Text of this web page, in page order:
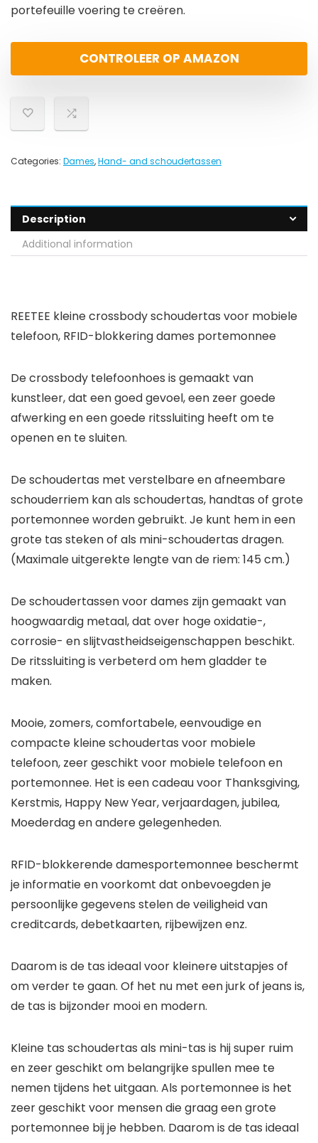
portefeuille voering te creëren.
CONTROLEER OP AMAZON
Categories: Dames,Hand- and schoudertassen
Description
Additional information
REETEE kleine crossbody schoudertas voor mobiele
telefoon, RFID-blokkering dames portemonnee
De crossbody telefoonhoes is gemaakt van
kunstleer, dat een goed gevoel, een zeer goede
afwerking en een goede ritssluiting heeft om te
openen en te sluiten.
De schoudertas met verstelbare en afneembare
schouderriem kan als schoudertas, handtas of grote
portemonnee worden gebruikt. Je kunt hem in een
grote tas steken of als mini-schoudertas dragen.
(Maximale uitgerekte lengte van de riem: 145 cm.)
De schoudertassen voor dames zijn gemaakt van
hoogwaardig metaal, dat over hoge oxidatie-,
corrosie- en slijtvastheidseigenschappen beschikt.
De ritssluiting is verbeterd om hem gladder te
maken.
Mooie, zomers, comfortabele, eenvoudige en
compacte kleine schoudertas voor mobiele
telefoon, zeer geschikt voor mobiele telefoon en
portemonnee. Het is een cadeau voor Thanksgiving,
Kerstmis, Happy New Year, verjaardagen, jubilea,
Moederdag en andere gelegenheden.
RFID-blokkerende damesportemonnee beschermt
je informatie en voorkomt dat onbevoegden je
persoonlijke gegevens stelen de veiligheid van
creditcards, debetkaarten, rijbewijzen enz.
Daarom is de tas ideaal voor kleinere uitstapjes of
om verder te gaan. Of het nu met een jurk of jeans is,
de tas is bijzonder mooi en modern.
Kleine tas schoudertas als mini-tas is hij super ruim
en zeer geschikt om belangrijke spullen mee te
nemen tijdens het uitgaan. Als portemonnee is het
zeer geschikt voor mensen die graag een grote
portemonnee bij je hebben. Daarom is de tas ideaal